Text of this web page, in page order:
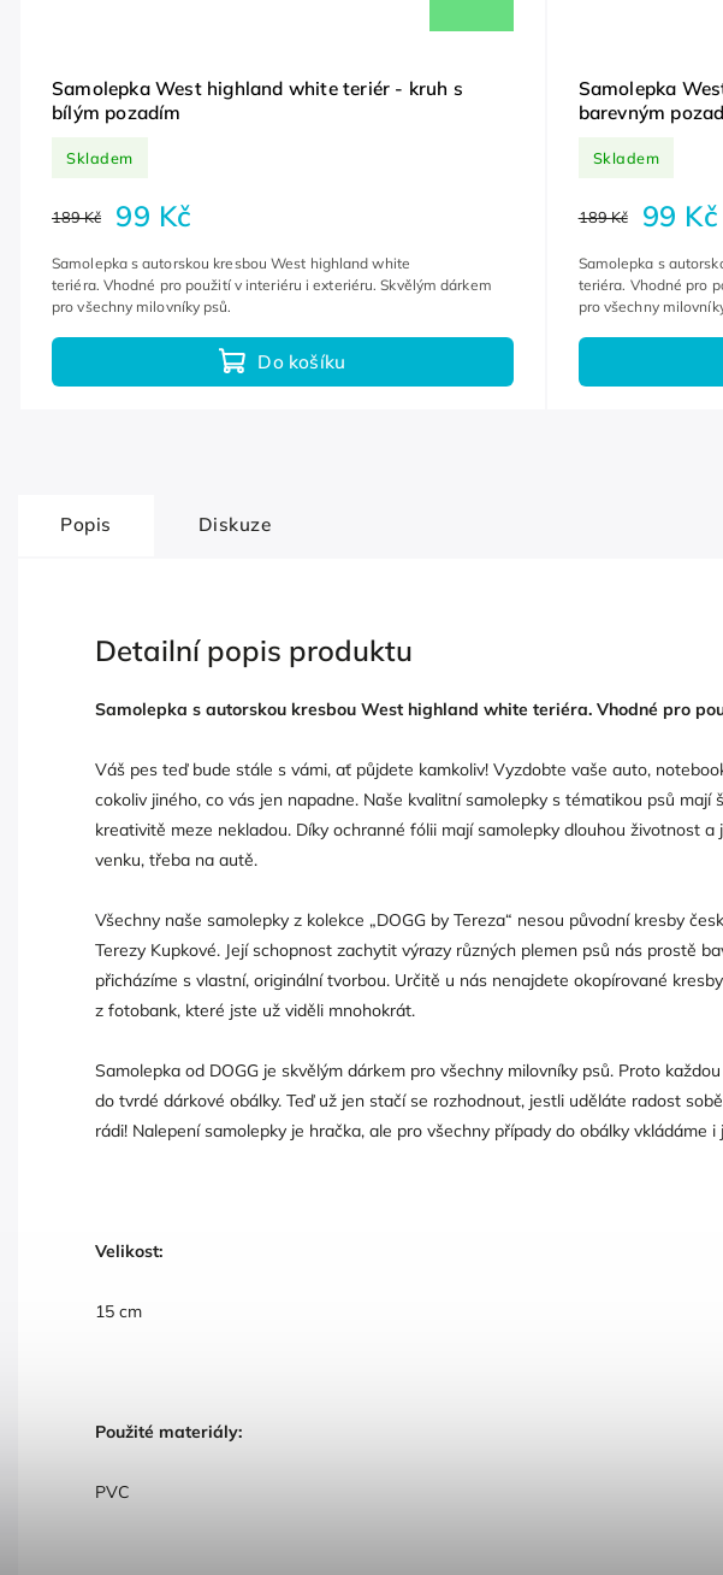
Samolepka West highland white teriér - kruh s
bílým pozadím
Skladem
189 Kč 99 Kč
Do košíku
Samolepka s autorskou kresbou West highland white
teriéra. Vhodné pro použití v interiéru i exteriéru. Skvělým dárkem
pro všechny milovníky psů.
Samolepka
barevným
Skladem
189 Kč 99 Kč
Samolepka s
teriéra. Vhodné pro
pro všechny
Popis Diskuze
Detailní popis produktu
Samolepka s autorskou kresbou West highland white teriéra. Vhodné pro
Váš pes teď bude stále s vámi, ať půjdete kamkoliv! Vyzdobte vaše auto,
cokoliv jiného, co vás jen napadne. Naše kvalitní samolepky s tématikou psů mají
kreativitě meze nekladou. Díky ochranné fólii mají samolepky dlouhou životnost a
venku, třeba na autě.
Všechny naše samolepky z kolekce „DOGG by Tereza“ nesou původní kresby
Terezy Kupkové. Její schopnost zachytit výrazy různých plemen psů nás prostě
přicházíme s vlastní, originální tvorbou. Určitě u nás nenajdete okopírované
z fotobank, které jste už viděli mnohokrát.
Samolepka od DOGG je skvělým dárkem pro všechny milovníky psů. Proto
do tvrdé dárkové obálky. Teď už jen stačí se rozhodnout, jestli uděláte radost
rádi! Nalepení samolepky je hračka, ale pro všechny případy do obálky vkládáme i
Velikost:
15 cm
Použité materiály:
PVC